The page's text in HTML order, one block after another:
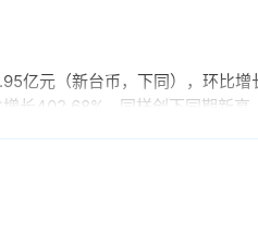
亿元（新台币，下同），环比
长402.68%，同样创下同期新高